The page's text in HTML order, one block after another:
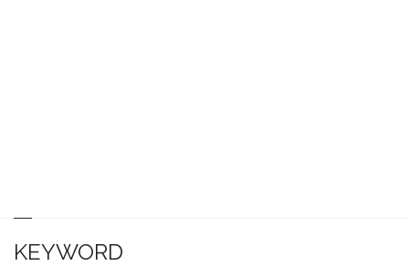
KEYWORD